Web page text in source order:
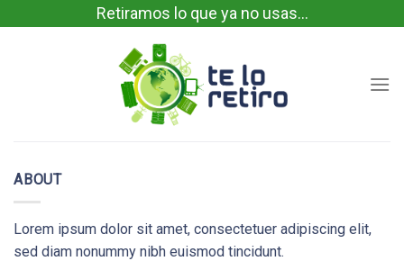
to
Retiramos lo que ya no usas...
ABOUT
Lorem ipsum dolor sit amet, consectetuer adipiscing elit,
sed diam nonummy nibh euismod tincidunt.